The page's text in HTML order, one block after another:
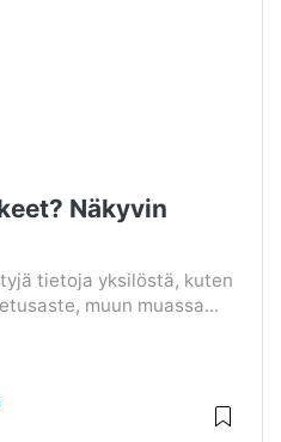
Näkyvin
tietoja yksilöstä, kuten
muun muassa...